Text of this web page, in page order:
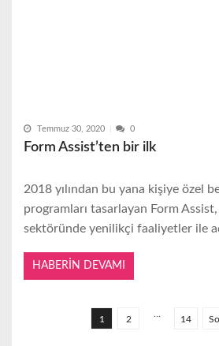
Temmuz 30, 2020 0
Form Assist’ten bir ilk
2018 yılından bu yana kişiye özel
programları tasarlayan Form Assist,
sektöründe yenilikçi faaliyetler ile
HABERIN DEVAMI
1 2 14